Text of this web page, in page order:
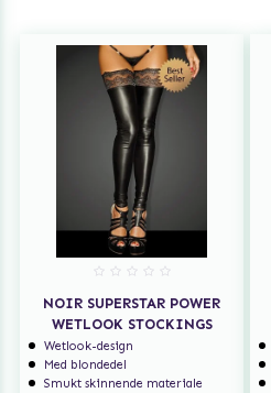
NOIR SUPERSTAR POWER
WETLOOK STOCKINGS
Wetlook-design
Med blondedel
Smukt skinnende materiale